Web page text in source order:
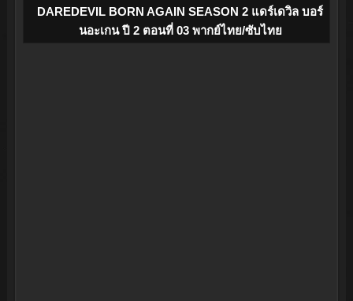
DAREDEVIL BORN AGAIN SEASON 2 แดร์เดวิล บอร์
นอะเกน ปี 2 ตอนที่ 03 พากย์ไทย/ซับไทย